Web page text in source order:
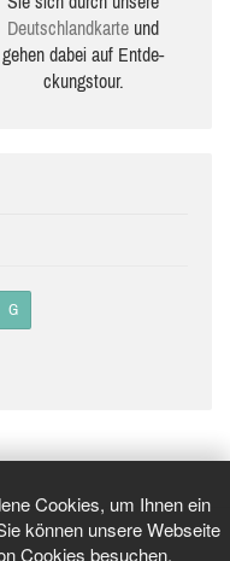
Cookies, um Ihnen ein
können unsere Webseite
Cookies besuchen.
Deutsch­land­karte und
gehen dabei auf Ent­de­
ckungs­tour.
G